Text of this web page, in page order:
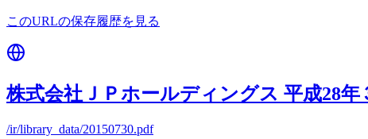
このURLの保存履歴を見る
株式会社ＪＰホールディングス 平成28年
/ir/library_data/20150730.pdf